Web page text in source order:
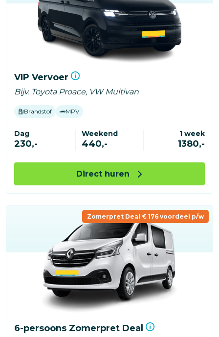
VIP Vervoer
Bijv. Toyota Proace, VW Multivan
Brandstof MPV
Dag
230,-
Weekend
440,-
1 week
1380,-
Direct huren
Zomerpret Deal € 176 voordeel p/w
6-persoons Zomerpret Deal